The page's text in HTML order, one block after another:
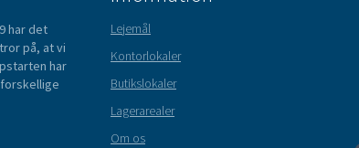
har det
på, at vi
har
Lejemål
Kontorlokaler
Butikslokaler
Lagerarealer
Om os